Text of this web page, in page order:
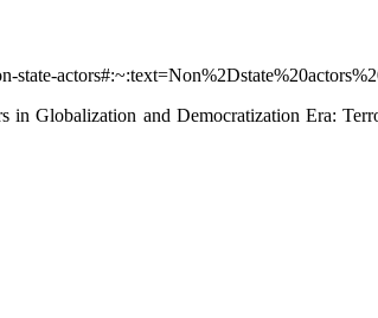
Globalization and Democratization Era: